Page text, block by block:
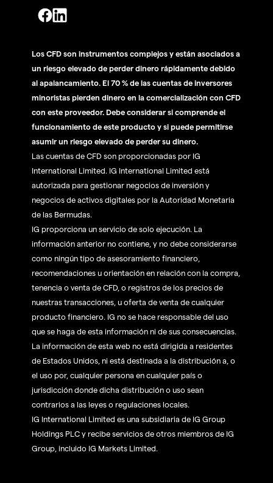
Los CFD son instrumentos complejos y están asociados a
un riesgo elevado de perder dinero rápidamente debido
al apalancamiento. El 70 % de las cuentas de inversores
minoristas pierden dinero en la comercialización con CFD
con este proveedor. Debe considerar si comprende el
funcionamiento de este producto y si puede permitirse
asumir un riesgo elevado de perder su dinero.
Las cuentas de CFD son proporcionadas por IG
International Limited. IG International Limited está
autorizada para gestionar negocios de inversión y
negocios de activos digitales por la Autoridad Monetaria
de las Bermudas.
IG proporciona un servicio de solo ejecución. La
información anterior no contiene, y no debe considerarse
como ningún tipo de asesoramiento financiero,
recomendaciones u orientación en relación con la compra,
tenencia o venta de CFD, o registros de los precios de
nuestras transacciones, u oferta de venta de cualquier
producto financiero. IG no se hace responsable del uso
que se haga de esta información ni de sus consecuencias.
La información de esta web no está dirigida a residentes
de Estados Unidos, ni está destinada a la distribución a, o
el uso por, cualquier persona en cualquier país o
jurisdicción donde dicha distribución o uso sean
contrarios a las leyes o regulaciones locales.
IG International Limited es una subsidiaria de IG Group
Holdings PLC y recibe servicios de otros miembros de IG
Group, incluido IG Markets Limited.